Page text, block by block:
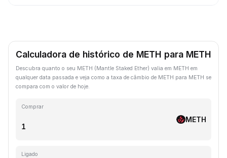
Calculadora de histórico de METH para METH
Descubra quanto o seu METH (Mantle Staked Ether) valia em METH em
qualquer data passada e veja como a taxa de câmbio de METH para METH se
compara com o valor de hoje.
Comprar
METH
Ligado